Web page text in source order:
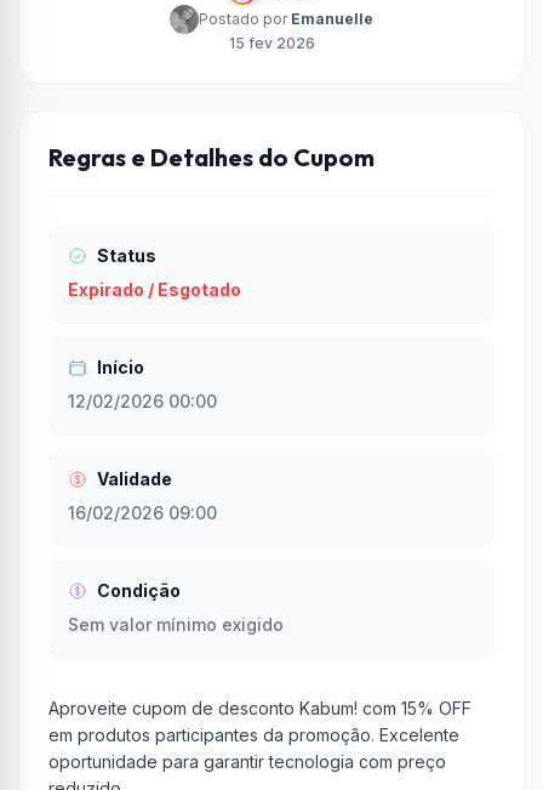
Postado por Emanuelle
15 fev 2026
Regras e Detalhes do Cupom
Status
Expirado / Esgotado
Início
12/02/2026 00:00
Validade
16/02/2026 09:00
Condição
Sem valor mínimo exigido
Aproveite cupom de desconto Kabum! com 15% OFF
em produtos participantes da promoção. Excelente
oportunidade para garantir tecnologia com preço